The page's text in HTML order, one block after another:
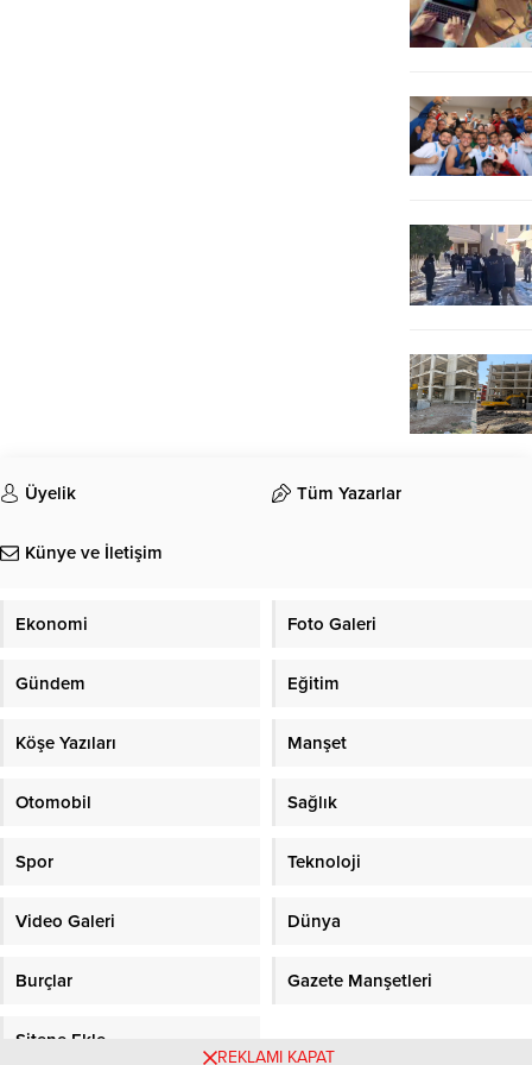
Üyelik Tüm Yazarlar
Künye ve İletişim
Ekonomi Foto Galeri
Gündem Eğitim
Köşe Yazıları Manşet
Otomobil Sağlık
Spor Teknoloji
Video Galeri Dünya
Burçlar Gazete Manşetleri
Sitene Ekle
REKLAMI KAPAT